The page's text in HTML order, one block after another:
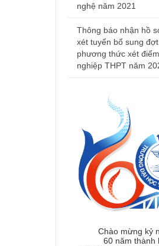
nghệ năm 2021
Thông báo nhận hồ
xét tuyển bổ sung
phương thức xét
nghiệp THPT năm
Chào mừng kỷ
60 năm thành